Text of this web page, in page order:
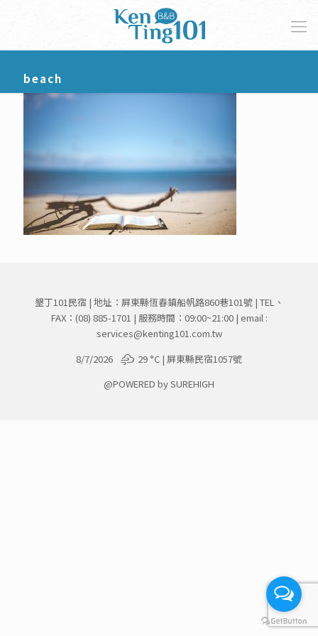
beach
墾丁101民宿 | 地址：屏東縣恆春鎮船帆路860巷101號 | TEL、
FAX： (08) 885-1701 | 服務時間：09:00~21:00 | email :
services@kenting101.com.tw
8/7/2026
29 °C | 屏東縣民宿1057號
@POWERED by SUREHIGH